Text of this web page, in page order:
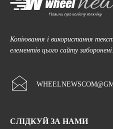
Копіювання і використання
елементів цього сайту
СЛІДКУЙ ЗА НАМИ